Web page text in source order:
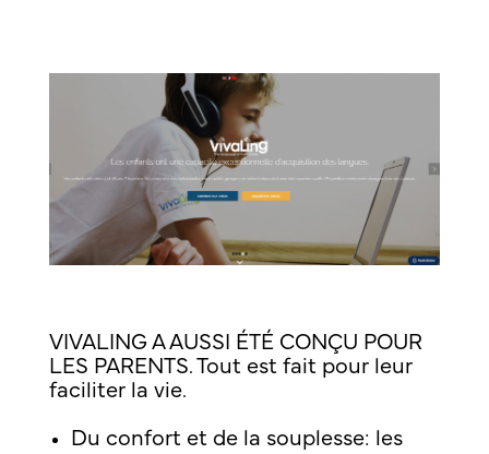
VIVALING A AUSSI ÉTÉ CONÇU POUR
LES PARENTS. Tout est fait pour leur
faciliter la vie.
Du confort et de la souplesse: les